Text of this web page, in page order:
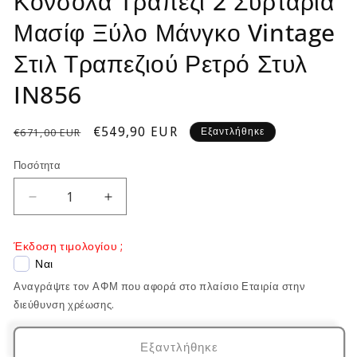
Μασίφ Ξύλο Μάνγκο Vintage
Στιλ Τραπεζιού Ρετρό Στυλ
IN856
Κανονική
€671,00 EUR
Τιμή
€549,90 EUR Εξαντλήθηκε
Ποσότητα
Μείωση
ποσότητας
Κονσόλα
Τραπέζι
2
Συρτάρια
Αύξηση
ποσότητας
Κονσόλα
2
Συρτάρια
Έκδοση τιμολογίου ;
Ναι
Αναγράψτε τον ΑΦΜ που αφορά στο πλαίσιο Εταιρία στην
διεύθυνση χρέωσης.
Εξαντλήθηκε